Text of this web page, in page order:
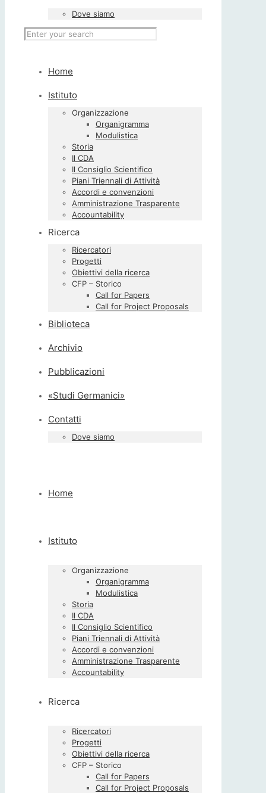
Dove siamo
Home
Istituto
Organizzazione
Organigramma
Modulistica
Storia
Il CDA
Il Consiglio Scientifico
Piani Triennali di Attività
Accordi e convenzioni
Amministrazione Trasparente
Accountability
Ricerca
Ricercatori
Progetti
Obiettivi della ricerca
CFP – Storico
Call for Papers
Call for Project Proposals
Biblioteca
Archivio
Pubblicazioni
«Studi Germanici»
Contatti
Dove siamo
Home
Istituto
Organizzazione
Organigramma
Modulistica
Storia
Il CDA
Il Consiglio Scientifico
Piani Triennali di Attività
Accordi e convenzioni
Amministrazione Trasparente
Accountability
Ricerca
Ricercatori
Progetti
Obiettivi della ricerca
CFP – Storico
Call for Papers
Call for Project Proposals